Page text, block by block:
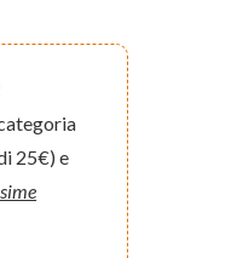
25€) e